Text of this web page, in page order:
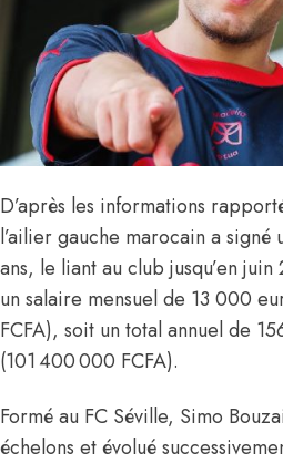
D’après les informations
l’ailier gauche marocain a signé
ans, le liant au club jusqu’en
un salaire mensuel de 13 000
FCFA), soit un total annuel de
(101 400 000 FCFA).
Formé au FC Séville, Simo
échelons et évolué